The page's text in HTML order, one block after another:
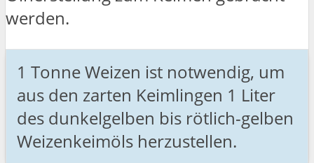
werden.
1 Tonne Weizen ist notwendig, um
aus den zarten Keimlingen 1 Liter
des dunkelgelben bis rötlich-gelben
Weizenkeimöls herzustellen.